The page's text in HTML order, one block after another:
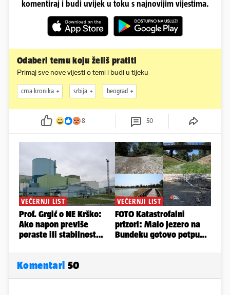
komentiraj i budi uvijek u toku s najnovijim vijestima.
Odaberi temu koju želiš pratiti
Primaj sve nove vijesti o temi i budi u tijeku
crna kronika srbija beograd
8 50
Komentari 50